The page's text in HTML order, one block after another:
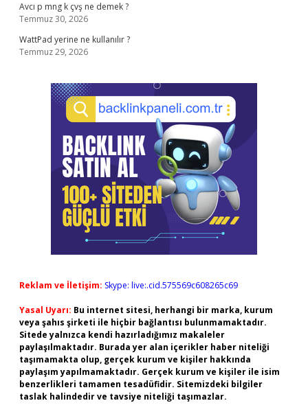
Avcı p mng k çvş ne demek ?
Temmuz 30, 2026
WattPad yerine ne kullanılır ?
Temmuz 29, 2026
Reklam ve İletişim: Skype: live:.cid.575569c608265c69
Yasal Uyarı: Bu internet sitesi, herhangi bir marka, kurum
veya şahıs şirketi ile hiçbir bağlantısı bulunmamaktadır.
Sitede yalnızca kendi hazırladığımız makaleler
paylaşılmaktadır. Burada yer alan içerikler haber niteliği
taşımamakta olup, gerçek kurum ve kişiler hakkında
paylaşım yapılmamaktadır. Gerçek kurum ve kişiler ile isim
benzerlikleri tamamen tesadüfidir. Sitemizdeki bilgiler
taslak halindedir ve tavsiye niteliği taşımazlar.